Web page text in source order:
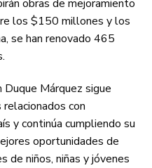
obras de mejoramiento
los $150 millones y los
se han renovado 465
Márquez sigue
con
y continúa cumpliendo su
oportunidades de
de niños, niñas y jóvenes